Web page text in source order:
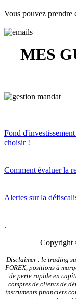
Vous pouvez prendre
MES
Fond
choisir !
Comment évaluer la
Alertes sur la
.
Copyright
Disclaimer : le trading
FOREX, positions à
de perte rapide en
comptes de clients de
instruments financiers